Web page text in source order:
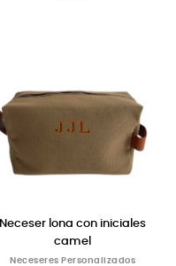
Neceser lona con iniciales
camel
Neceseres Personalizados